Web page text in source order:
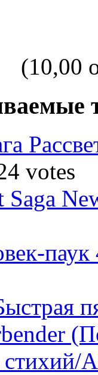
(10,00
votes